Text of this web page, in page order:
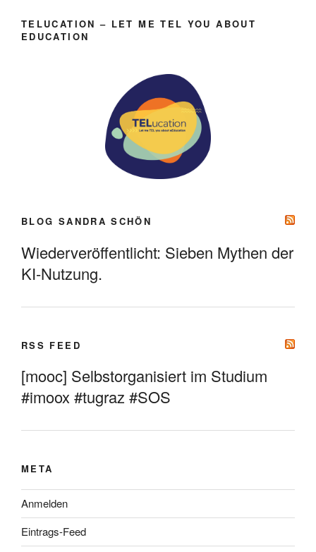
TELUCATION – LET ME TEL YOU ABOUT
EDUCATION
BLOG SANDRA SCHÖN
Wiederveröffentlicht: Sieben Mythen der
KI-Nutzung.
RSS FEED
[mooc] Selbstorganisiert im Studium
#imoox #tugraz #SOS
META
Anmelden
Eintrags-Feed